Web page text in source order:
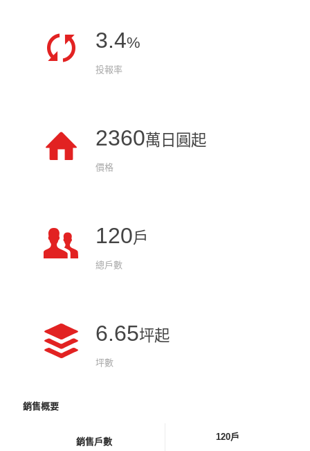
3.4%
投報率
2360萬日圓起
價格
120戶
總戶數
6.65坪起
坪數
銷售概要
銷售戶數 120戶